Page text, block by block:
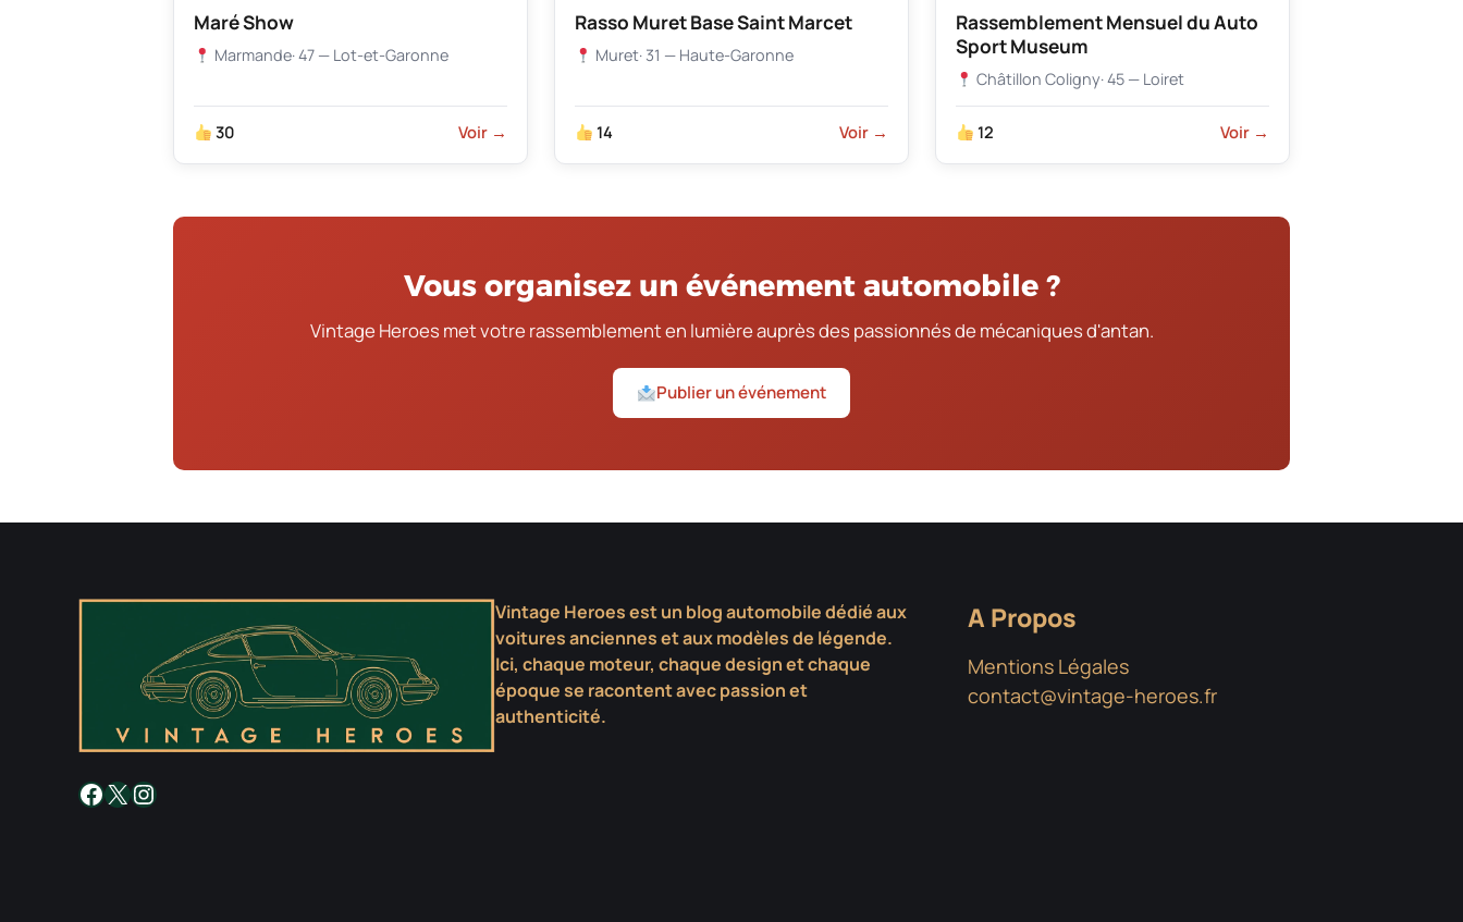
Maré Show
Marmande· 47 — Lot-et-Garonne
30 Voir →
Rasso Muret Base Saint Marcet
Muret· 31 — Haute-Garonne
14 Voir →
Rassemblement Mensuel du Auto
Sport Museum
Châtillon Coligny· 45 — Loiret
12 Voir →
Vous organisez un événement automobile ?
Vintage Heroes met votre rassemblement en lumière auprès des passionnés de mécaniques d'antan.
Publier un événement
Facebook
X Instagram
Vintage Heroes est un blog automobile dédié aux
voitures anciennes et aux modèles de légende.
Ici, chaque moteur, chaque design et chaque
époque se racontent avec passion et
authenticité.
A Propos
Mentions Légales
contact@vintage-heroes.fr